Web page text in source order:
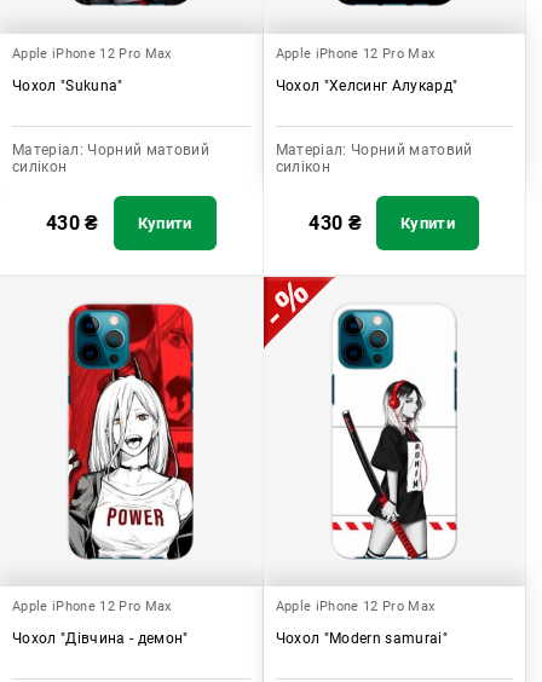
Apple iPhone 12 Pro Max
Чохол "Sukuna"
Матеріал: Чорний матовий
силікон
430₴ Купити
Apple iPhone 12 Pro Max
Чохол "Хелсинг Алукард"
Матеріал: Чорний матовий
силікон
430 ₴ Купити
Apple iPhone 12 Pro Max
Чохол "Дівчина - демон"
Apple iPhone 12 Pro Max
Чохол "Modern samurai"